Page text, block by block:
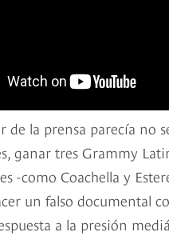
de la prensa parecía no
ganar tres Grammy
-como Coachella y
un falso documental
a la presión